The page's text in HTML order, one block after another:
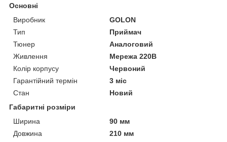
Основні
Виробник
GOLON
Тип
Приймач
Тюнер
Аналоговий
Живлення
Мережа 220В
Колір корпусу
Червоний
Гарантійний термін
3 міс
Стан
Новий
Габаритні розміри
Ширина
90 мм
Довжина
210 мм